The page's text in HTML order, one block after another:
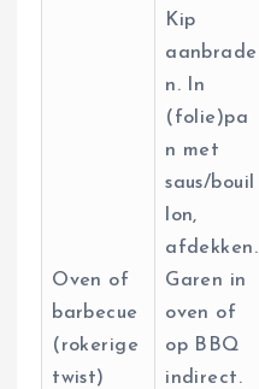
Oven of
barbecue
(rokerige
twist)
Kip
aanbrade
n. In
(folie)pa
n met
saus/bouil
lon,
afdekken.
Garen in
oven of
op BBQ
indirect.